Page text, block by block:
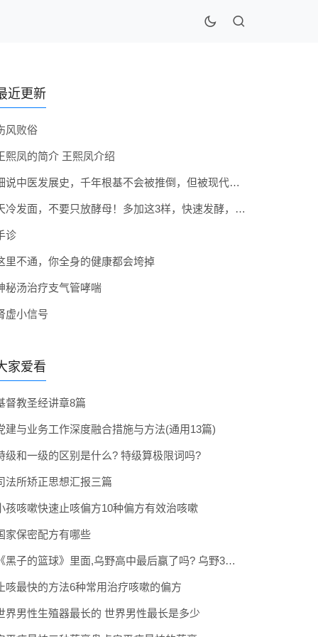
近更新
风败俗
熙凤的简介 王熙凤介绍
细说中医发展史，千年根基不会被推倒，但被现代医疗模式堵住出路
天冷发面，不要只放酵母！多加这3样，快速发酵，蓬松香软弹性十足
诊
里不通，你全身的健康都会垮掉
秘汤治疗支气管哮喘
虚小信号
家爱看
督教圣经讲章8篇
建与业务工作深度融合措施与方法(通用13篇)
级和一级的区别是什么? 特级算极限词吗?
法所矫正思想汇报三篇
孩咳嗽快速止咳偏方10种偏方有效治咳嗽
家保密配方有哪些
《黑子的篮球》里面,乌野高中最后赢了吗? 乌野3年拿到全国冠军了吗
咳最快的方法6种常用治疗咳嗽的偏方
界男性生殖器最长的 世界男性最长是多少